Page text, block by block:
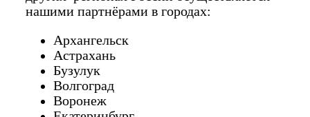
нашими партнёрами в городах:
Архангельск
Астрахань
Бузулук
Волгоград
Воронеж